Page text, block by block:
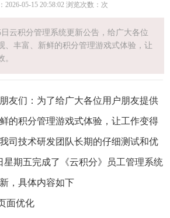
2026-05-15 20:58:02 浏览次数： 次
日云积分管理系统更新公告，给广大各位
、丰富、新鲜的积分管理游戏式体验，让
们：为了给广大各位用户朋友提供
的积分管理游戏式体验，让工作变得
司技术研发团队长期的仔细测试和优
星期五完成了《云积分》员工管理系统
，具体内容如下
面优化